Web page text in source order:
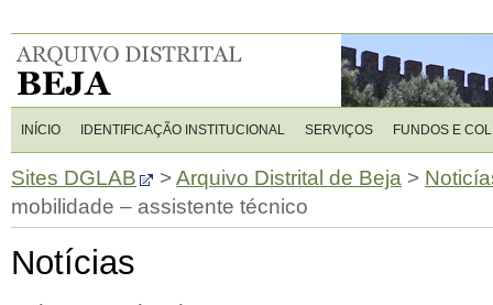
INÍCIO IDENTIFICAÇÃO INSTITUCIONAL SERVIÇOS FUNDOS E
Sites DGLAB >Arquivo Distrital de Beja >
mobilidade – assistente técnico
Notícias